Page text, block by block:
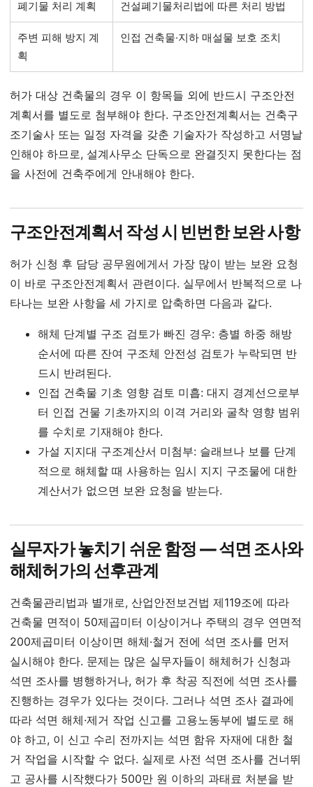
폐기물 처리 계획 건설폐기물처리법에 따른 처리 방법
주변 피해 방지 계
획
인접 건축물·지하 매설물 보호 조치
허가 대상 건축물의 경우 이 항목들 외에 반드시 구조안전
계획서를 별도로 첨부해야 한다. 구조안전계획서는 건축구
조기술사 또는 일정 자격을 갖춘 기술자가 작성하고 서명날
인해야 하므로, 설계사무소 단독으로 완결짓지 못한다는 점
을 사전에 건축주에게 안내해야 한다.
구조안전계획서 작성 시 빈번한 보완 사항
허가 신청 후 담당 공무원에게서 가장 많이 받는 보완 요청
이 바로 구조안전계획서 관련이다. 실무에서 반복적으로 나
타나는 보완 사항을 세 가지로 압축하면 다음과 같다.
해체 단계별 구조 검토가 빠진 경우: 층별 하중 해방
순서에 따른 잔여 구조체 안전성 검토가 누락되면 반
드시 반려된다.
인접 건축물 기초 영향 검토 미흡: 대지 경계선으로부
터 인접 건물 기초까지의 이격 거리와 굴착 영향 범위
를 수치로 기재해야 한다.
가설 지지대 구조계산서 미첨부: 슬래브나 보를 단계
적으로 해체할 때 사용하는 임시 지지 구조물에 대한
계산서가 없으면 보완 요청을 받는다.
실무자가 놓치기 쉬운 함정 — 석면 조사와
해체허가의 선후관계
건축물관리법과 별개로, 산업안전보건법 제119조에 따라
건축물 면적이 50제곱미터 이상이거나 주택의 경우 연면적
200제곱미터 이상이면 해체·철거 전에 석면 조사를 먼저
실시해야 한다. 문제는 많은 실무자들이 해체허가 신청과
석면 조사를 병행하거나, 허가 후 착공 직전에 석면 조사를
진행하는 경우가 있다는 것이다. 그러나 석면 조사 결과에
따라 석면 해체·제거 작업 신고를 고용노동부에 별도로 해
야 하고, 이 신고 수리 전까지는 석면 함유 자재에 대한 철
거 작업을 시작할 수 없다. 실제로 사전 석면 조사를 건너뛰
고 공사를 시작했다가 500만 원 이하의 과태료 처분을 받